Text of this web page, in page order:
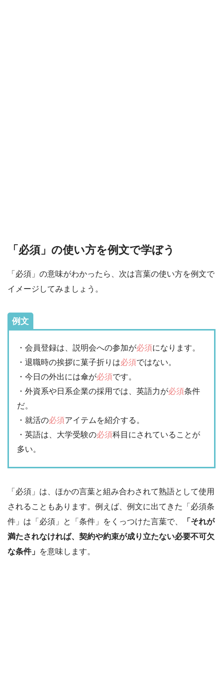
「必須」の使い方を例文で学ぼう
「必須」の意味がわかったら、次は言葉の使い方を例文で
イメージしてみましょう。
例文
・会員登録は、説明会への参加が必須になります。
・退職時の挨拶に菓子折りは必須ではない。
・今日の外出には傘が必須です。
・外資系や日系企業の採用では、英語力が必須条件
だ。
・就活の必須アイテムを紹介する。
・英語は、大学受験の必須科目にされていることが
多い。
「必須」は、ほかの言葉と組み合わされて熟語として使用
されることもあります。例えば、例文に出てきた「必須条
件」は「必須」と「条件」をくっつけた言葉で、
「それが
満たされなければ、契約や約束が成り立たない必要不可欠
な条件」 を意味します。